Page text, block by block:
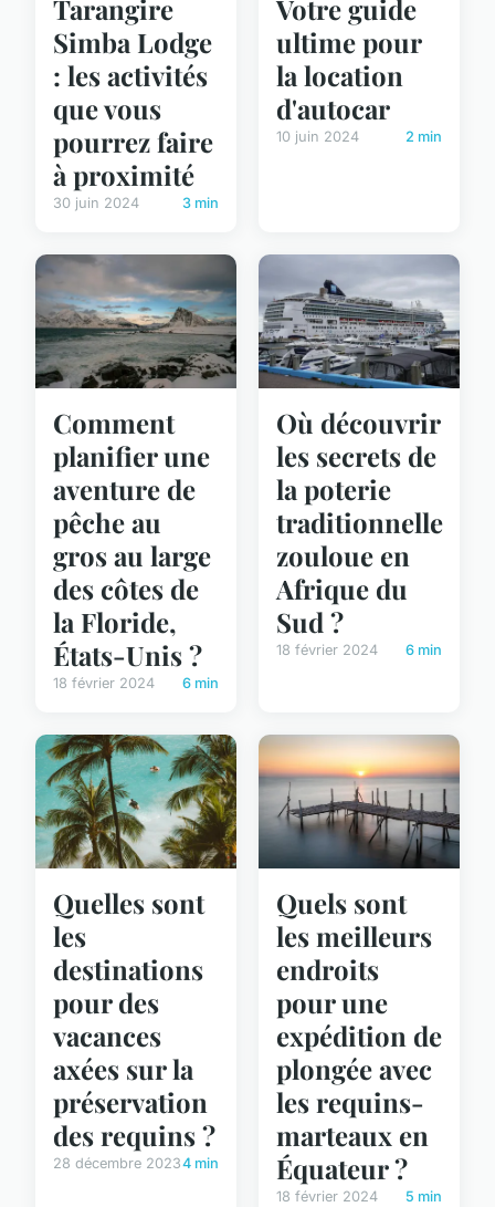
Tarangire
Simba Lodge
: les activités
que vous
pourrez faire
à proximité
30 juin 2024 3 min
Votre guide
ultime pour
la location
d'autocar
10 juin 2024 2 min
Comment
planifier une
aventure de
pêche au
gros au large
des côtes de
la Floride,
États-Unis ?
18 février 2024 6 min
Où découvrir
les secrets de
la poterie
traditionnelle
zouloue en
Afrique du
Sud ?
18 février 2024 6 min
Quelles sont
les
destinations
pour des
vacances
axées sur la
préservation
des requins ?
28 décembre 20234 min
Quels sont
les meilleurs
endroits
pour une
expédition de
plongée avec
les requins-
marteaux en
Équateur ?
18 février 2024 5 min